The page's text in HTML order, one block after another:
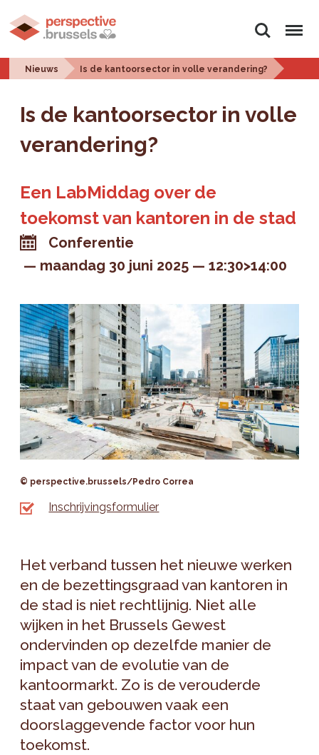
Zoeken Menu
Nieuws Is de kantoorsector in volle verandering?
Is de kantoorsector in volle
verandering?
Een LabMiddag over de
toekomst van kantoren in de stad
Conferentie
maandag 30 juni 2025
12:30>14:00
© perspective.brussels/Pedro Correa
Inschrijvingsformulier
Het verband tussen het nieuwe werken
en de bezettingsgraad van kantoren in
de stad is niet rechtlijnig. Niet alle
wijken in het Brussels Gewest
ondervinden op dezelfde manier de
impact van de evolutie van de
kantoormarkt. Zo is de verouderde
staat van gebouwen vaak een
doorslaggevende factor voor hun
toekomst.